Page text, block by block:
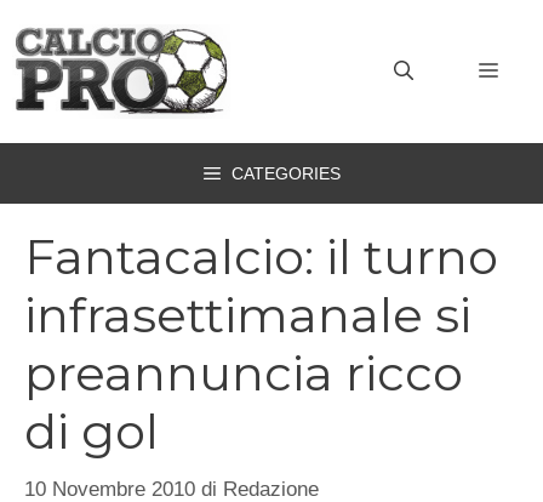
contenuto
CATEGORIES
Fantacalcio: il turno
infrasettimanale si
preannuncia ricco
di gol
10 Novembre 2010 di Redazione